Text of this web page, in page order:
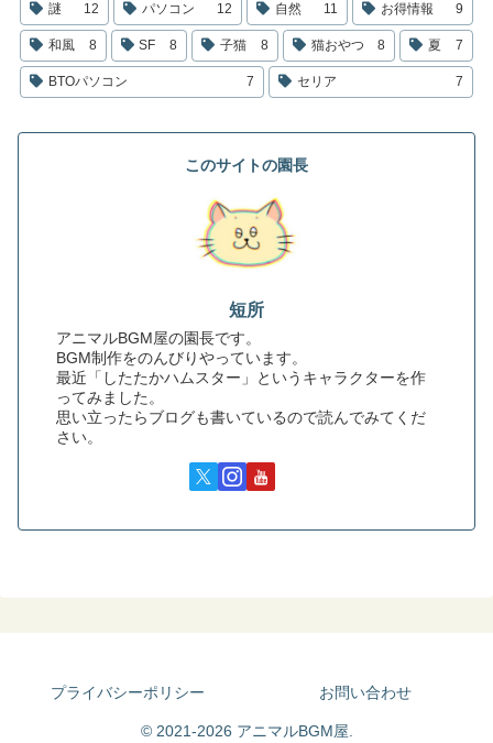
謎 12 パソコン 12 自然 11 お得情報 9
和風 8 SF 8 子猫 8 猫おやつ 8 夏 7
BTOパソコン 7 セリア 7
このサイトの園長
短所
アニマルBGM屋の園長です。
BGM制作をのんびりやっています。
最近「したたかハムスター」というキャラクターを作
ってみました。
思い立ったらブログも書いているので読んでみてくだ
さい。
プライバシーポリシー お問い合わせ
© 2021-2026 アニマルBGM屋.